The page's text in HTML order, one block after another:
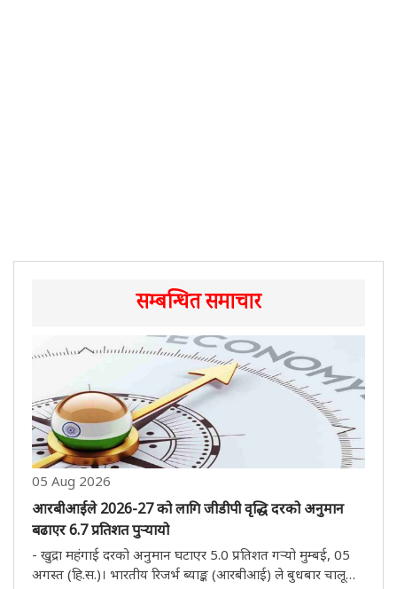
सम्बन्धित समाचार
05 Aug 2026
आरबीआईले 2026-27 को लागि जीडीपी वृद्धि दरको अनुमान
बढाएर 6.7 प्रतिशत पुऱ्यायो
- खुद्रा महंगाई दरको अनुमान घटाएर 5.0 प्रतिशत गऱ्यो मुम्बई, 05
अगस्त (हि.स.)। भारतीय रिजर्भ ब्याङ्क (आरबीआई) ले बुधबार चालू